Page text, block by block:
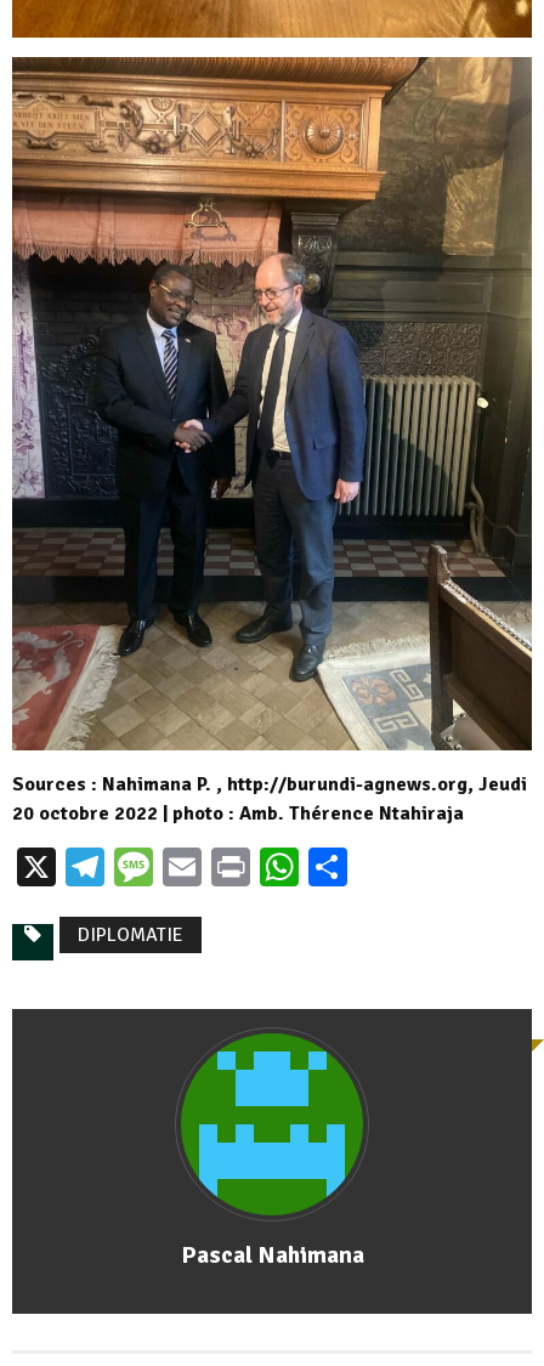
Sources : Nahimana P. , http://burundi-agnews.org, Jeudi
20 octobre 2022 | photo : Amb. Thérence Ntahiraja
X Telegram
Message
EmailPrintWhatsApp
DIPLOMATIE
Pascal Nahimana